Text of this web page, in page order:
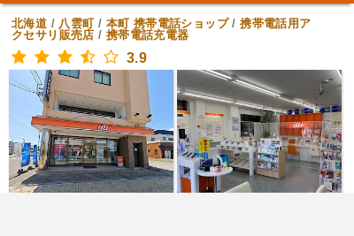
北海道 / 八雲町/ 本町 携帯電話ショップ/携帯電話用ア
クセサリ販売店 / 携帯電話充電器
3.9